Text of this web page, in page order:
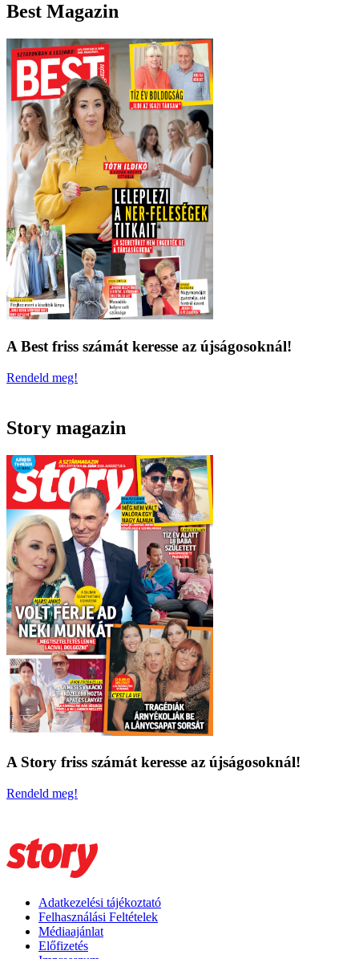
Best Magazin
A Best friss számát keresse az újságosoknál!
Rendeld meg!
Story magazin
A Story friss számát keresse az újságosoknál!
Rendeld meg!
Adatkezelési tájékoztató
Felhasználási Feltételek
Médiaajánlat
Előfizetés